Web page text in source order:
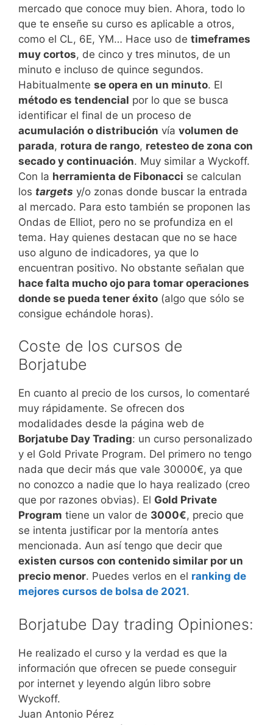
mercado que conoce muy bien. Ahora, todo lo
que te enseñe su curso es aplicable a otros,
como el CL, 6E, YM… Hace uso de timeframes
muy cortos, de cinco y tres minutos, de un
minuto e incluso de quince segundos.
Habitualmente se opera en un minuto. El
método es tendencial por lo que se busca
identificar el final de un proceso de
acumulación o distribución vía volumen de
parada, rotura de rango, retesteo de zona con
secado y continuación. Muy similar a Wyckoff.
Con la herramienta de Fibonacci se calculan
los targets y/o zonas donde buscar la entrada
al mercado. Para esto también se proponen las
Ondas de Elliot, pero no se profundiza en el
tema. Hay quienes destacan que no se hace
uso alguno de indicadores, ya que lo
encuentran positivo. No obstante señalan que
hace falta mucho ojo para tomar operaciones
donde se pueda tener éxito (algo que sólo se
consigue echándole horas).
Coste de los cursos de
Borjatube
En cuanto al precio de los cursos, lo comentaré
muy rápidamente. Se ofrecen dos
modalidades desde la página web de
Borjatube Day Trading: un curso personalizado
y el Gold Private Program. Del primero no tengo
nada que decir más que vale 30000€, ya que
no conozco a nadie que lo haya realizado (creo
que por razones obvias). El Gold Private
Program tiene un valor de 3000€, precio que
se intenta justificar por la mentoría antes
mencionada. Aun así tengo que decir que
existen cursos con contenido similar por un
precio menor. Puedes verlos en el ranking de
mejores cursos de bolsa de 2021.
Borjatube Day trading Opiniones:
He realizado el curso y la verdad es que la
información que ofrecen se puede conseguir
por internet y leyendo algún libro sobre
Wyckoff.
Juan Antonio Pérez